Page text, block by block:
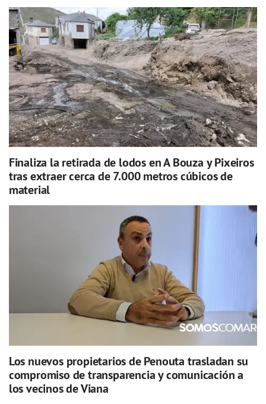
Finaliza la retirada de lodos en A Bouza y Pixeiros
tras extraer cerca de 7.000 metros cúbicos de
material
Los nuevos propietarios de Penouta trasladan su
compromiso de transparencia y comunicación a
los vecinos de Viana